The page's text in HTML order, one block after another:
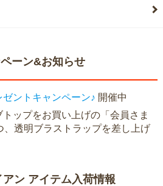
ーン&お知らせ
ントキャンペーン♪ 開催中
ップをお買い上げの「会員さま
、透明ブラストラップを差し上げ
アン アイテム入荷情報